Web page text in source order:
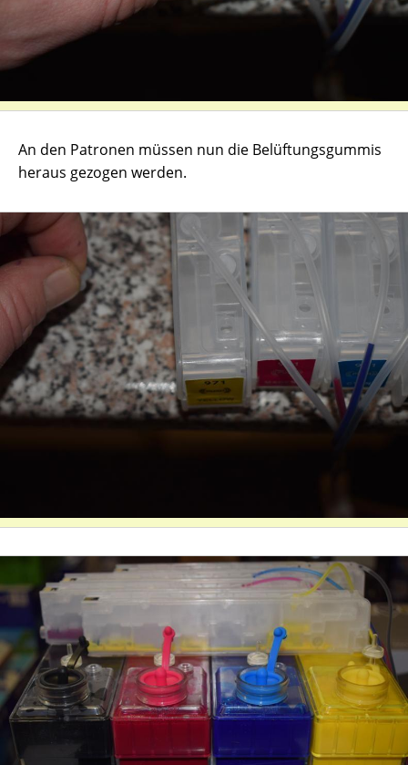
An den Patronen müssen nun die Belüftungsgummis
heraus gezogen werden.